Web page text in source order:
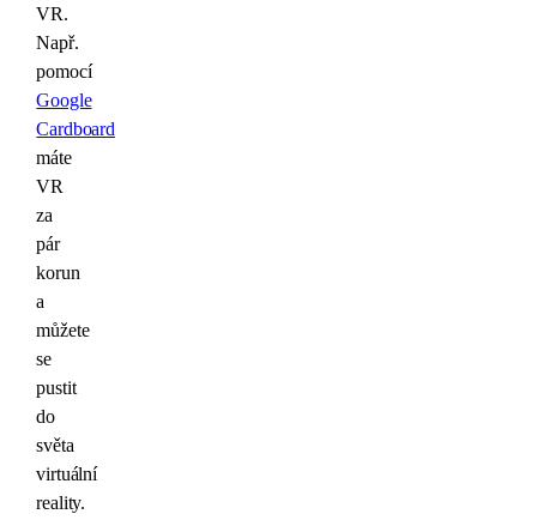
VR.
Např.
pomocí
Google
Cardboard
máte
VR
za
pár
korun
a
můžete
se
pustit
do
světa
virtuální
reality.